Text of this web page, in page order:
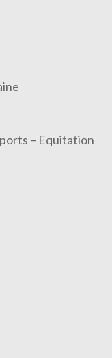
– Equitation